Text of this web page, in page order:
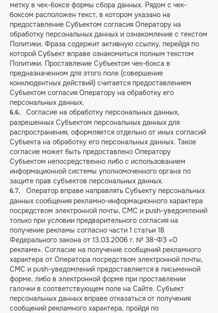
метку в чек-боксе формы сбора данных. Рядом с чек-
боксом расположен текст, в котором указано на
предоставление Субъектом согласия Оператору на
обработку персональных данных и ознакомление с текстом
Политики. Фраза содержит активную ссылку, перейдя по
которой Субъект вправе ознакомиться полным текстом
Политики. Проставление Субъектом чек-бокса в
предназначенном для этого поле (совершение
конклюдентных действий) считается предоставлением
Субъектом согласия Оператору на обработку его
персональных данных.
6.6. Согласие на обработку персональных данных,
разрешенных Субъектом персональных данных для
распространения, оформляется отдельно от иных согласий
Субъекта на обработку его персональных данных. Такое
согласие может быть предоставлено Оператору
Субъектом непосредственно либо с использованием
информационной системы уполномоченного органа по
защите прав субъектов персональных данных.
6.7. Оператор вправе направлять Субъекту персональных
данных сообщения рекламно-информационного характера
посредством электронной почты, СМС и push-уведомлений
только при условии предварительного согласия на
получение рекламы согласно части 1 статьи 18
Федерального закона от 13.03.2006 г. № 38-ФЗ «О
рекламе». Согласие на получение сообщений рекламного
характера от Оператора посредством электронной почты,
СМС и push-уведомлений предоставляется в письменной
форме, либо в электронной форме при проставлении
галочки в соответствующем поле на Сайте. Субъект
персональных данных вправе отказаться от получения
сообщений рекламного характера, пройдя по